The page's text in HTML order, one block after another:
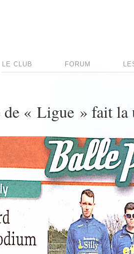
LE CLUB FORUM
de « Ligue » fait